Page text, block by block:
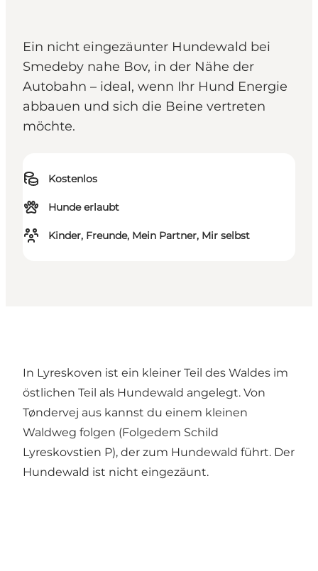
Ein nicht eingezäunter Hundewald bei
Smedeby nahe Bov, in der Nähe der
Autobahn – ideal, wenn Ihr Hund Energie
abbauen und sich die Beine vertreten
möchte.
Kostenlos
Hunde erlaubt
Kinder, Freunde, Mein Partner, Mir selbst
In Lyreskoven ist ein kleiner Teil des Waldes im
östlichen Teil als Hundewald angelegt. Von
Tøndervej aus kannst du einem kleinen
Waldweg folgen (Folgedem Schild
Lyreskovstien P), der zum Hundewald führt. Der
Hundewald ist nicht eingezäunt.